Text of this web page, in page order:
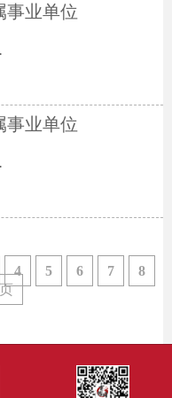
事业单位
事业单位
4 5 6 7
8